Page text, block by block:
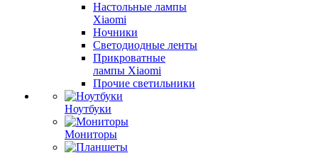
Настольные лампы
Xiaomi
Ночники
Светодиодные ленты
Прикроватные
лампы Xiaomi
Прочие светильники
Ноутбуки
Мониторы